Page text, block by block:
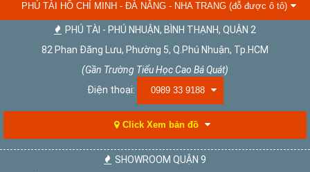
PHÚ TÀI HỒ CHÍ MINH - ĐÀ NẴNG - NHA TRANG (đỗ được ô tô)
PHÚ TÀI - PHÚ NHUẬN, BÌNH THẠNH, QUẬN 2
82 Phan Đăng Lưu, Phường 5, Q.Phú Nhuận, Tp.HCM
(Gần Trường Tiểu Học Cao Bá Quát)
Điện thoại:
0989 33 9188
Click Xem bản đồ
SHOWROOM QUẬN 9